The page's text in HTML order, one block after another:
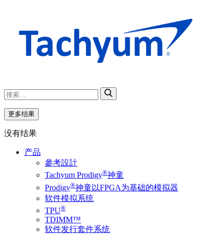
更多结果
没有结果
产品
參考設計
Tachyum Prodigy®神童
Prodigy®神童以FPGA为基础的模拟器
软件模拟系统
TPU®
TDIMM™
软件发行套件系统